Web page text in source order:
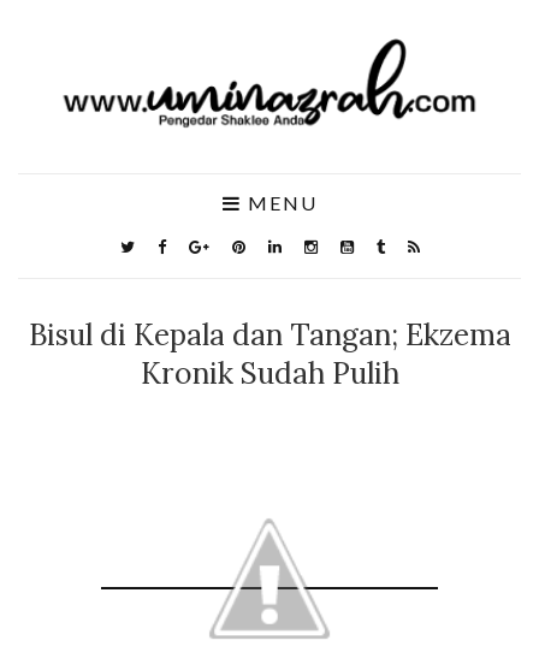
MENU
Bisul di Kepala dan Tangan; Ekzema
Kronik Sudah Pulih